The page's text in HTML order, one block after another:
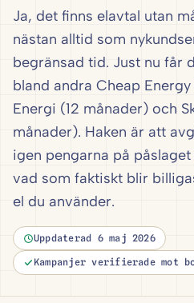
Ja, det finns elavtal utan
nästan alltid som
begränsad tid. Just nu får
bland andra Cheap
Energi (12 månader) och
månader). Haken är att
igen pengarna på
vad som faktiskt blir
el du använder.
Uppdaterad 6 maj 2026
Kampanjer verifierade mot